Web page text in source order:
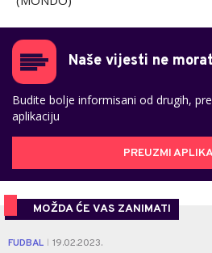
Naše vijesti ne
Budite bolje informisani od drugih,
aplikaciju
PREUZMI
MOŽDA ĆE VAS ZANIMATI
FUDBAL 19.02.2023.